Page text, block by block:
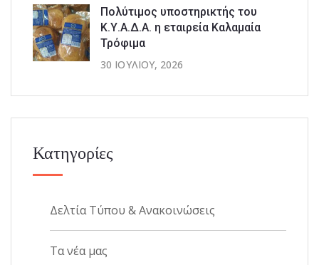
Πολύτιμος υποστηρικτής του
Κ.Υ.Α.Δ.Α. η εταιρεία Καλαμαία
Τρόφιμα
30 ΙΟΥΛΊΟΥ, 2026
Κατηγορίες
Δελτία Τύπου & Ανακοινώσεις
Τα νέα μας